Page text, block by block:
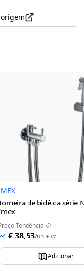
de bidê da série
Tendência
€ 38,53/un +iva
Adicionar